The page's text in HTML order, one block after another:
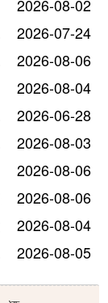
2026-08-02
2026-07-24
2026-08-06
2026-08-04
2026-06-28
2026-08-03
2026-08-06
2026-08-06
2026-08-04
2026-08-05